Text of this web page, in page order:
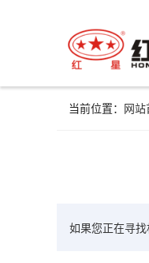
当前位置： 网站
如果您正在寻找